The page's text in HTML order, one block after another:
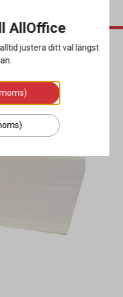
Miljöval
AllOffice
justera ditt val längst